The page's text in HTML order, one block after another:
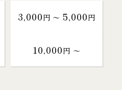
3,000円 〜 5,000円
10,000円 〜